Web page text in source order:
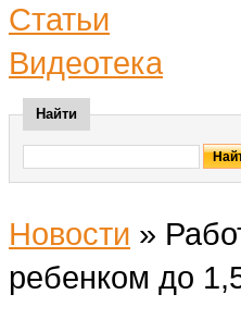
Статьи
Видеотека
Найти
Новости »
ребенком до